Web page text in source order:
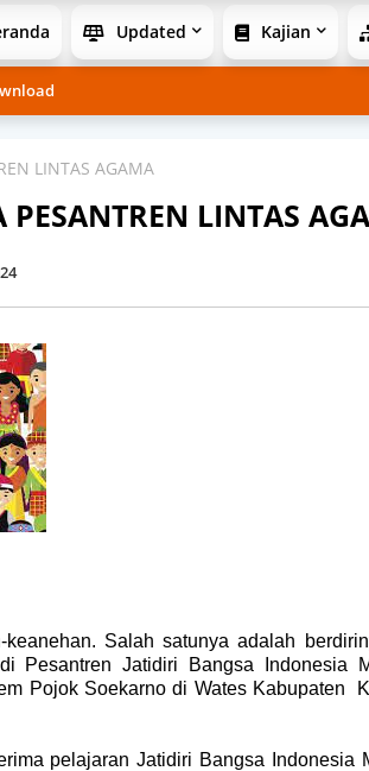
Updated Kajian
LINTAS AGAMA
LINTAS
Salah satunya adalah
Pesantren Jatidiri Bangsa Indonesia
PojokSoekarno di Wates Kabupaten
pelajaran Jatidiri Bangsa Indonesia